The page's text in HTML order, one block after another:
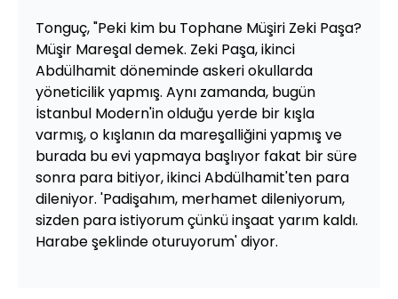
Tonguç, "Peki kim bu Tophane Müşiri Zeki Paşa?
Müşir Mareşal demek. Zeki Paşa, ikinci
Abdülhamit döneminde askeri okullarda
yöneticilik yapmış. Aynı zamanda, bugün
İstanbul Modern'in olduğu yerde bir kışla
varmış, o kışlanın da mareşalliğini yapmış ve
burada bu evi yapmaya başlıyor fakat bir süre
sonra para bitiyor, ikinci Abdülhamit'ten para
dileniyor. 'Padişahım, merhamet dileniyorum,
sizden para istiyorum çünkü inşaat yarım kaldı.
Harabe şeklinde oturuyorum' diyor.